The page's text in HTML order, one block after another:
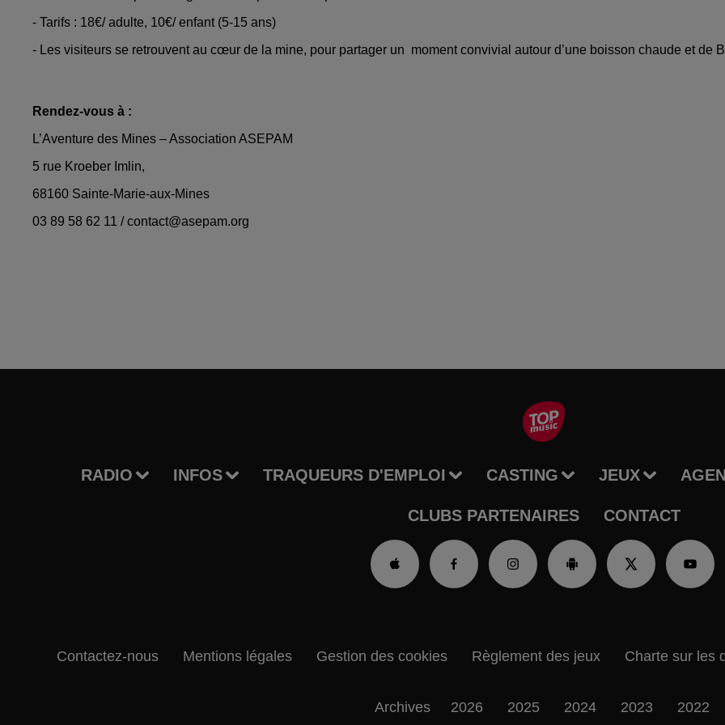
- Tarifs : 18€/ adulte, 10€/ enfant (5-15 ans)
- Les visiteurs se retrouvent au cœur de la mine, pour partager un moment convivial autour d’une boisson chaude et de
Rendez-vous à :
L’Aventure des Mines – Association ASEPAM
5 rue Kroeber Imlin,
68160 Sainte-Marie-aux-Mines
03 89 58 62 11 / contact@asepam.org
RADIO INFOS TRAQUEURS D'EMPLOI CASTING JEUX
CLUBS PARTENAIRES CONTACT
Contactez-nous Mentions légales Gestion des cookies Règlement des jeux Charte sur les
Archives 2026 2025 2024 2023 2022